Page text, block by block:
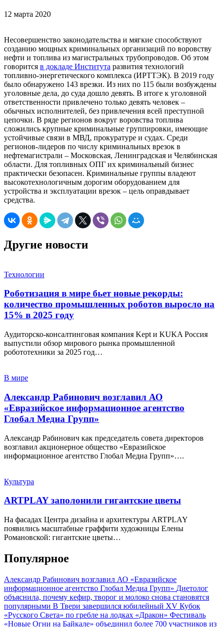
12 марта 2020
Несовершенство законодательства и мягкие способствуют
созданию мощных криминальных организаций по воровству
нефти и топлива из магистральных трубопроводов. Об этом
говорится в докладе Института развития технологий
топливно-энергетического комплекса (ИРТТЭК). В 2019 году
было обнаружено 143 врезки. Из них по 115 были возбуждены
уголовные дела, до суда дошло девять. В итоге к уголовной
ответственности привлечено только девять человек –
обычных исполнителей, без привлечения всей преступной
цепочки. В ряде регионов вокруг воровства топлива
сложились крупные криминальные группировки, имеющие
устойчивые связи в МВД, прокуратуре и судах. Среди
регионов-лидеров по числу криминальных врезок в
нефтемагистрали – Московская, Ленинградская и Челябинская
области. Для топливных ОПГ их криминальный бизнес
практически безопасен. Криминальные группы владеют
высокотехнологичным дорогим оборудованием для
устройства и эксплуатации врезок – цель оправдывает
средства.
Другие новости
Технологии
Роботизация в мире бьет новые рекорды:
количество промышленных роботов выросло на
15% в 2025 году
Аудиторско-консалтинговая компания Kept и KUKA Россия
выпустили обзор мирового рынка промышленной
робототехники за 2025 год…
В мире
Александр Рабинович возглавил АО
«Евразийское информационное агентство
Глобал Медиа Групп»
Александр Рабинович как председатель совета директоров
возглавил акционерное общество «Евразийское
информационное агентство Глобал Медиа Групп»….
Культура
ARTPLAY заполонили гигантские цветы
На фасадах Центра дизайна и архитектуры ARTPLAY
появились масштабные граффити художницы Елены
Романовской: гигантские цветы…
Популярное
Александр Рабинович возглавил АО «Евразийское
информационное агентство Глобал Медиа Групп» Диетолог
объяснила, почему кефир, творог и молоко снова становятся
популярными В Твери завершился юбилейный XV Кубок
«Русского Света» по гребле на лодках «Дракон» Фестиваль
«Новые Огни на Байкале» объединил более 700 участников из